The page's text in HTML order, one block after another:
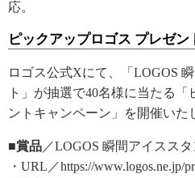
応。
ピックアップロゴス プレゼ
ロゴス公式Xにて、「LOGOS
ト」が抽選で40名様に当たる
ントキャンペーン」を開催いた
■賞品 ／LOGOS 瞬間アイスス
・URL／https://www.logos.ne.jp/